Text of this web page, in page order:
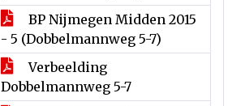
BP Nijmegen Midden 2015
- 5 (Dobbelmannweg 5-7)
Verbeelding
Dobbelmannweg 5-7